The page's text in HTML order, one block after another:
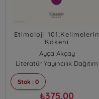
Etimoloji 101;Kelimelerin
Kökeni
Ayça Akçay
Literatür Yayıncılık Dağıtım
Stok : 0
₺375,00